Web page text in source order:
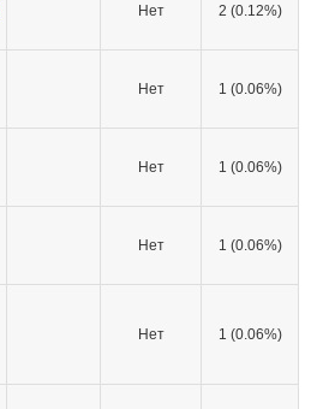
Нет 2 (0.12%)
Нет 1 (0.06%)
Нет 1 (0.06%)
Нет 1 (0.06%)
Нет 1 (0.06%)